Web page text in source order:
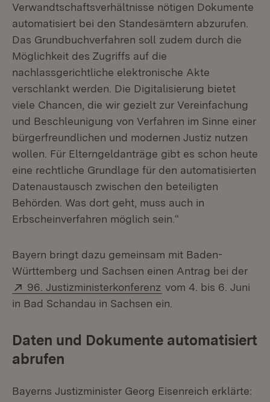
Verwandtschaftsverhältnisse nötigen Dokumente
automatisiert bei den Standesämtern abzurufen.
Das Grundbuchverfahren soll zudem durch die
Möglichkeit des Zugriffs auf die
nachlassgerichtliche elektronische Akte
verschlankt werden. Die Digitalisierung bietet
viele Chancen, die wir gezielt zur Vereinfachung
und Beschleunigung von Verfahren im Sinne einer
bürgerfreundlichen und modernen Justiz nutzen
wollen. Für Elterngeldanträge gibt es schon heute
eine rechtliche Grundlage für den automatisierten
Datenaustausch zwischen den beteiligten
Behörden. Was dort geht, muss auch in
Erbscheinverfahren möglich sein.“
Bayern bringt dazu gemeinsam mit Baden-
Württemberg und Sachsen einen Antrag bei der
Extern:
96. Justizministerkonferenz (Öffnet in neuem
vom 4. bis 6. Juni
in Bad Schandau in Sachsen ein.
Daten und Dokumente automatisiert
abrufen
Bayerns Justizminister Georg Eisenreich erklärte: